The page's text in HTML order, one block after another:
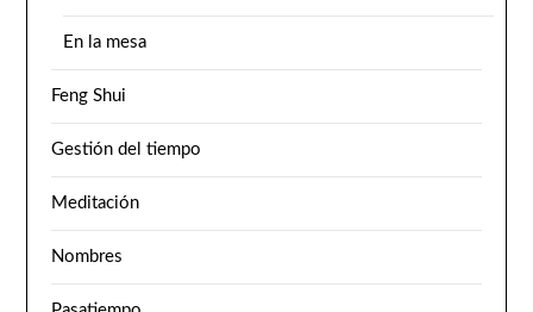
En la mesa
Feng Shui
Gestión del tiempo
Meditación
Nombres